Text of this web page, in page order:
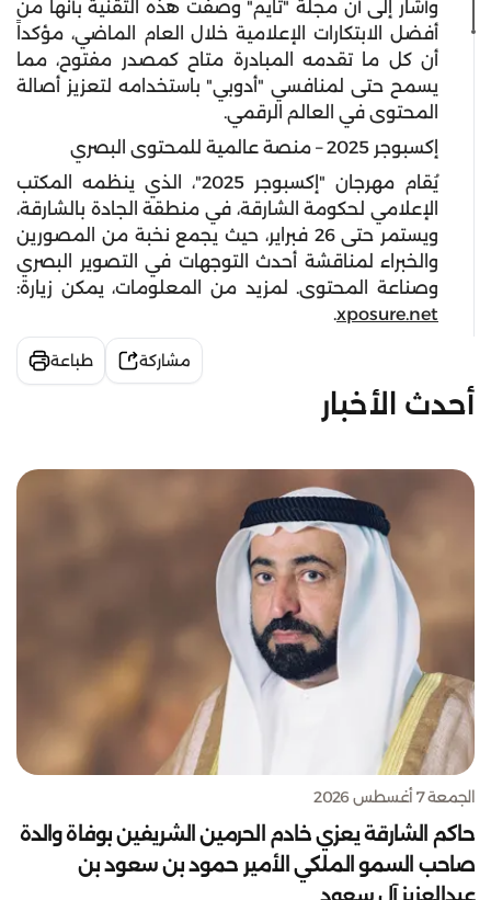
وأشار إلى أن مجلة "تايم" وصفت هذه التقنية بأنها من
أفضل الابتكارات الإعلامية خلال العام الماضي، مؤكداً
أن كل ما تقدمه المبادرة متاح كمصدر مفتوح، مما
يسمح حتى لمنافسي "أدوبي" باستخدامه لتعزيز أصالة
المحتوى في العالم الرقمي.
إكسبوجر 2025 – منصة عالمية للمحتوى البصري
يُقام مهرجان "إكسبوجر 2025"، الذي ينظمه المكتب
الإعلامي لحكومة الشارقة، في منطقة الجادة بالشارقة،
ويستمر حتى 26 فبراير، حيث يجمع نخبة من المصورين
والخبراء لمناقشة أحدث التوجهات في التصوير البصري
وصناعة المحتوى. لمزيد من المعلومات، يمكن زيارة:
xposure.net
.
مشاركة طباعة
أحدث الأخبار
الجمعة 7 أغسطس 2026
حاكم الشارقة يعزي خادم الحرمين الشريفين بوفاة والدة
صاحب السمو الملكي الأمير حمود بن سعود بن